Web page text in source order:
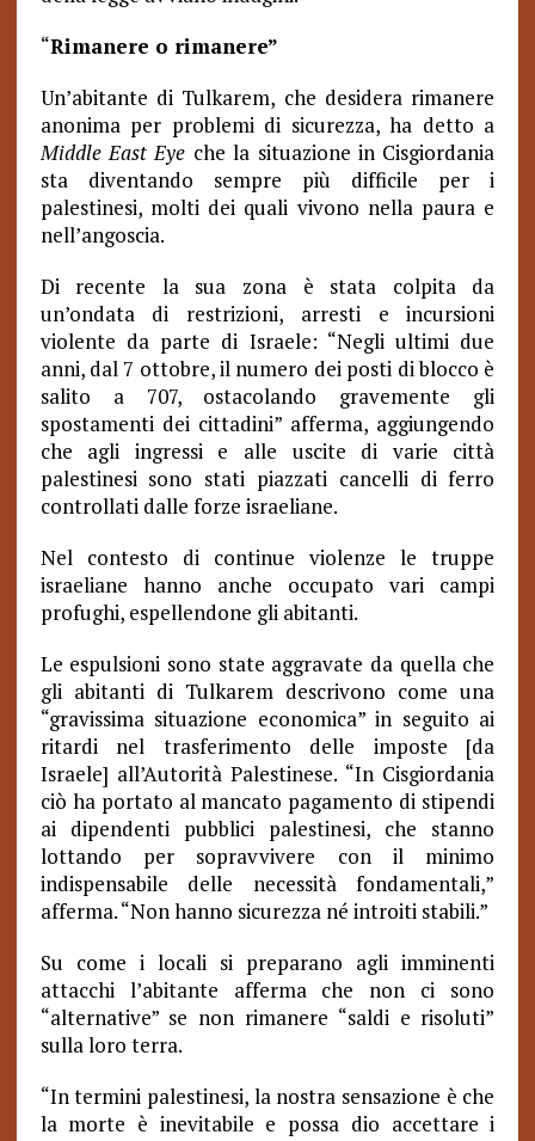
“Rimanere o rimanere”
Un’abitante di Tulkarem, che desidera rimanere
anonima per problemi di sicurezza, ha detto a
Middle East Eye che la situazione in Cisgiordania
sta diventando sempre più difficile per i
palestinesi, molti dei quali vivono nella paura e
nell’angoscia.
Di recente la sua zona è stata colpita da
un’ondata di restrizioni, arresti e incursioni
violente da parte di Israele: “Negli ultimi due
anni, dal 7 ottobre, il numero dei posti di blocco è
salito a 707, ostacolando gravemente gli
spostamenti dei cittadini” afferma, aggiungendo
che agli ingressi e alle uscite di varie città
palestinesi sono stati piazzati cancelli di ferro
controllati dalle forze israeliane.
Nel contesto di continue violenze le truppe
israeliane hanno anche occupato vari campi
profughi, espellendone gli abitanti.
Le espulsioni sono state aggravate da quella che
gli abitanti di Tulkarem descrivono come una
“gravissima situazione economica” in seguito ai
ritardi nel trasferimento delle imposte [da
Israele] all’Autorità Palestinese. “In Cisgiordania
ciò ha portato al mancato pagamento di stipendi
ai dipendenti pubblici palestinesi, che stanno
lottando per sopravvivere con il minimo
indispensabile delle necessità fondamentali,”
afferma.“Non hanno sicurezza né introiti stabili.”
Su come i locali si preparano agli imminenti
attacchi l’abitante afferma che non ci sono
“alternative” se non rimanere “saldi e risoluti”
sulla loro terra.
“In termini palestinesi, la nostra sensazione è che
la morte è inevitabile e possa dio accettare i